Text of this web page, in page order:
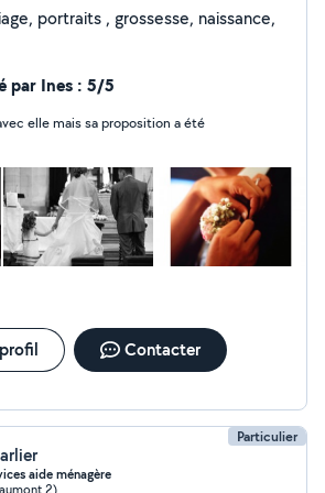
portraits , grossesse, naissance,
par Ines : 5/5
elle mais sa proposition a été
Contacter
Particulier
aide ménagère
2)